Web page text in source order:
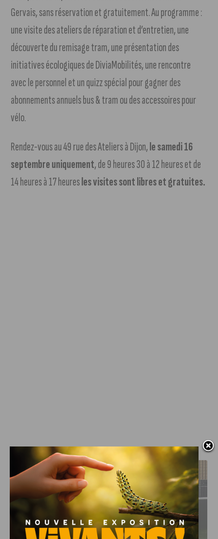
Gervais, sans réservation et gratuitement. Au programme :
une visite des ateliers de réparation et d’entretien, une
découverte du remisage tram, une présentation des
initiatives écologiques de DiviaMobilités, une rencontre
avec le personnel et un quizz spécial pour gagner des
abonnements annuels bus & tram ou des accessoires pour
vélo.
Rendez-vous au 49 rue des Ateliers à Dijon,le samedi 16
septembre uniquement, de 9 heures 30 à 12 heures et de
14 heures à 17 heuresles visites sont libres et gratuites.
J'AIME LE DFCO